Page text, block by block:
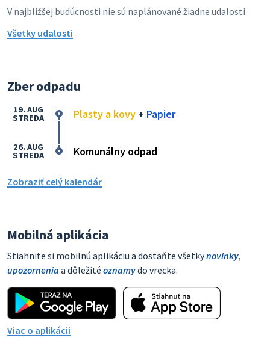
V najbližšej budúcnosti nie sú naplánované žiadne udalosti.
Všetky udalosti
Zber odpadu
Plasty a kovy + Papier
19. AUG
STREDA
Komunálny odpad
26. AUG
STREDA
Zobraziť celý kalendár
Mobilná aplikácia
Stiahnite si mobilnú aplikáciu a dostaňte všetkynovinky,
upozorneniaa dôležité oznamydo vrecka.
Viac o aplikácii